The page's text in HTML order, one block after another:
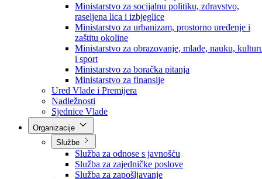
Ministarstvo za privredu
Ministarstvo za pravosuđe, upravu i radne odnose
Ministarstvo za unutrašnje poslove
Ministarstvo za socijalnu politiku, zdravstvo,
raseljena lica i izbjeglice
Ministarstvo za urbanizam, prostorno uređenje i
zaštitu okoline
Ministarstvo za obrazovanje, mlade, nauku,
i sport
Ministarstvo za boračka pitanja
Ministarstvo za finansije
Ured Vlade i Premijera
Nadležnosti
Sjednice Vlade
Službe